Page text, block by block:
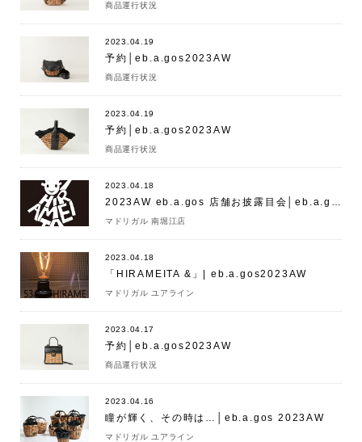
商品運行状況
2023.04.19
予約│eb.a.gos2023AW
商品運行状況
2023.04.19
予約│eb.a.gos2023AW
商品運行状況
2023.04.18
2023AW eb.a.gos 店舗お披露目会│eb.a.gos
マドリガル 南堀江店
2023.04.18
「HIRAMEITA &」| eb.a.gos2023AW
マドリガル ユアライン
2023.04.17
予約│eb.a.gos2023AW
商品運行状況
2023.04.16
瞳が輝く、その時は…│eb.a.gos 2023AW
マドリガル ユアライン